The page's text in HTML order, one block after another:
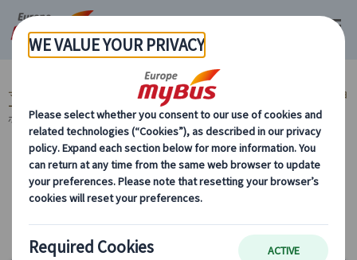
マイバス・ヨーロッパ ヨーロッパ周遊『ランドクルーズ』とは？ (59)
ヨ
ーロッパ周遊旅行『ランドクルーズ』 (59)
ボン着(ポルトガル) (4)
カテゴリーから探す
解散都市から選ぶ リスボン着(ポルトガル)